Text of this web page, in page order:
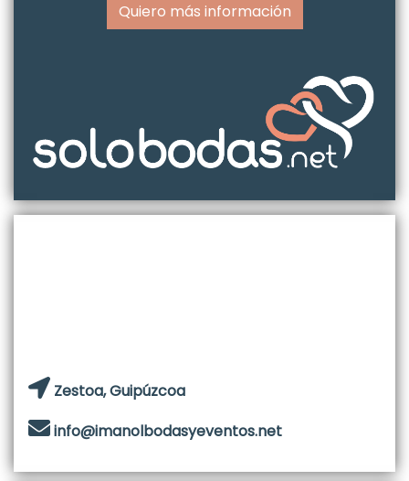
Quiero más información
Zestoa, Guipúzcoa
info@imanolbodasyeventos.net